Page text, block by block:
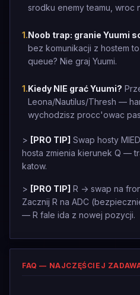
srodku enemy teamu, wroc
1.Noob trap: granie Yuumi
bez komunikacji z hostem
queue? Nie graj Yuumi.
1.Kiedy NIE grać Yuumi?
Leona/Nautilus/Thresh —
wychodzisz procc'owac
> [PRO TIP] Swap hosty
hosta zmienia kierunek Q —
katow.
> [PRO TIP] R -> swap na
Zacznij R na ADC
— R fale ida z nowej pozycji.
FAQ — NAJCZĘŚCIEJ